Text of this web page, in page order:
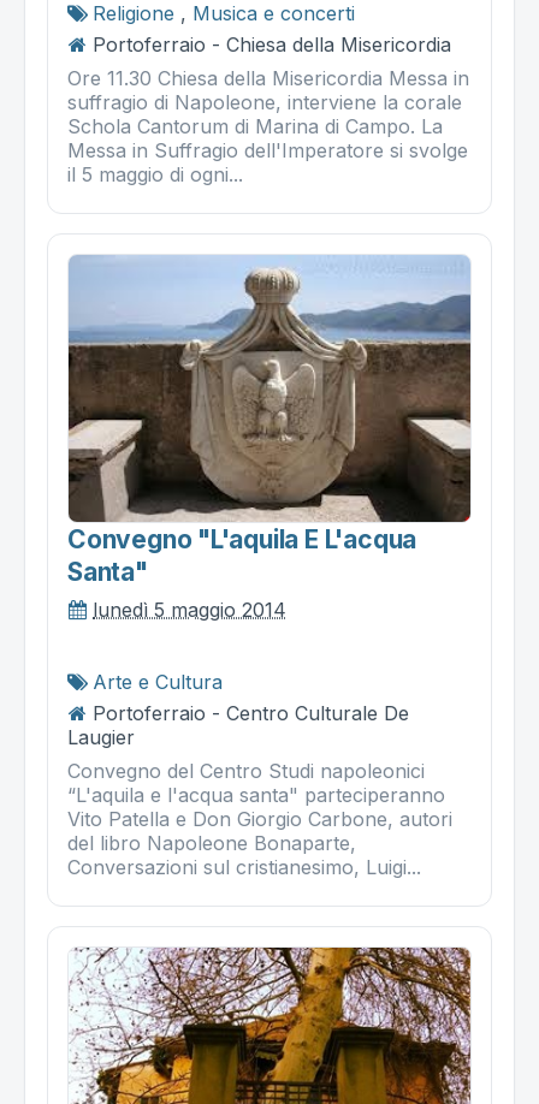
Religione , Musica e concerti
Portoferraio - Chiesa della Misericordia
Ore 11.30 Chiesa della Misericordia Messa in
suffragio di Napoleone, interviene la corale
Schola Cantorum di Marina di Campo. La
Messa in Suffragio dell'Imperatore si svolge
il 5 maggio di ogni...
Convegno "l'aquila E L'acqua
Santa"
lunedì 5 maggio 2014
Arte e Cultura
Portoferraio - Centro Culturale De
Laugier
Convegno del Centro Studi napoleonici
“L'aquila e l'acqua santa" parteciperanno
Vito Patella e Don Giorgio Carbone, autori
del libro Napoleone Bonaparte,
Conversazioni sul cristianesimo, Luigi...